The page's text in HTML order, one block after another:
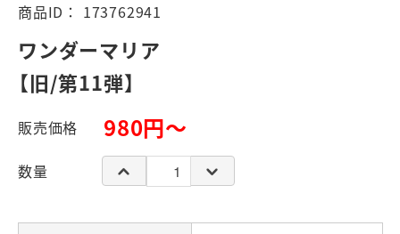
商品ID： 173762941
ワンダーマリア
【旧/第11弾】
販売価格 980円～
数量